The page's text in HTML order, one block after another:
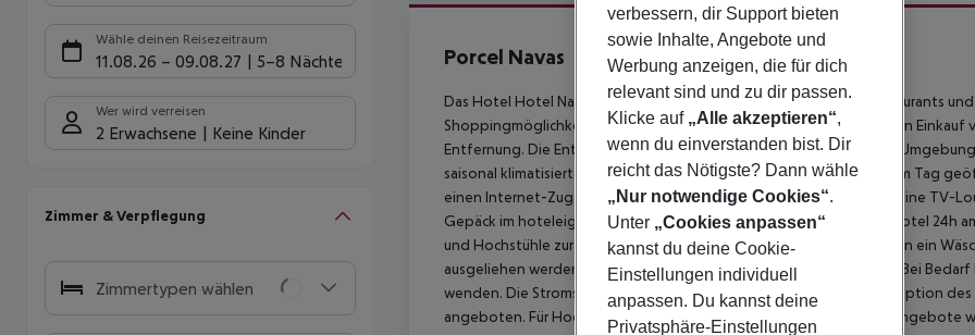
Wähle deinen Reisezeitraum
11.08.26 – 09.08.27 5-8 Nächte
Wer wird verreisen
2 Erwachsene Keine Kinder
Zimmer & Verpflegung
Zimmertypen wählen
Hotelbeschreibung
Porcel Navas
Das Hotel Hotel Navas befindet sich ganz in der Nähe diverser Restaurants
Shoppingmöglichkeiten finden Sie innerhalb von rund 400 m, für den
Entfernung. Die Entfernung zum Flughafen beträgt ca. 14 km. In der
saisonal klimatisierte, GPS-verifizierte Hotel verfügt über eine 24h am Tag
einen Internet-Zugang, 2 Lifte, eine 1. Hilfe-Ausrüstung sowie über eine TV-
Gepäck im hoteleigenen Abstellraum aufbewahren. Zudem ist das Hotel 24h
und Hochstühle zur Verfügung gestellt werden. Weiterhin steht Ihnen ein
ausgeliehen werden. Für Ihren Komfort sorgt der Concierge-Service. Bei
wenden. Die Stromspannung im Hotel beträgt 220 Volt. An der Rezeption
angeboten. Für Hochzeitsreisende hält das Hotel einige spezielle Angebote
verbessern, dir Support bieten
sowie Inhalte, Angebote und
Werbung anzeigen, die für dich
relevant sind und zu dir passen.
Klicke auf „Alle akzeptieren“,
wenn du einverstanden bist. Dir
reicht das Nötigste? Dann wähle
„Nur notwendige Cookies“.
Unter „Cookies anpassen“
kannst du deine Cookie-
Einstellungen individuell
anpassen. Du kannst deine
Privatsphäre-Einstellungen